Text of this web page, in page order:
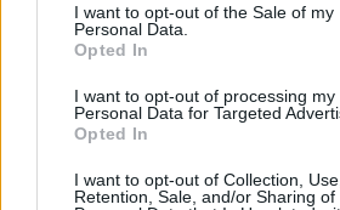
I want to opt-out of the Sale of my
Personal Data.
Opted In
I want to opt-out of processing my
Personal Data for Targeted
Opted In
I want to opt-out of Collection, Use,
Retention, Sale, and/or Sharing of
L A T I
R
L I
L I R
A
L I
R I T U A
L